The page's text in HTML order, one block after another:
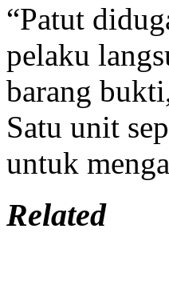
“Patut
pelaku
barang
Satu unit
untuk
Related